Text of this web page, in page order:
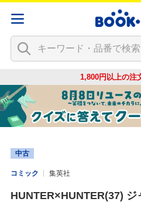
1,800円以上の注
中古
コミック 集英社
HUNTER×HUNTER(37) ジ